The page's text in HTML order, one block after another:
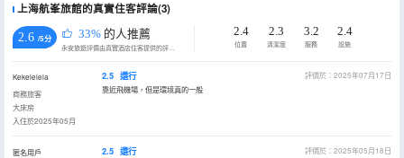
上海航峯旅館的真實住客評論(3)
2.6 /5分 33% 的人推薦
永安旅遊評價由真實酒店住客提供的評價。
2.4
位置
2.3
清潔度
3.2
服務
2.4
設施
Kekelelela
商務旅客
大床房
入住於2025年05月
2.5 還行
評價於：2025年07月17日
靠近飛機場，但是環境真的一般
匿名用戶
2.5 還行
評價於：2025年05月18日